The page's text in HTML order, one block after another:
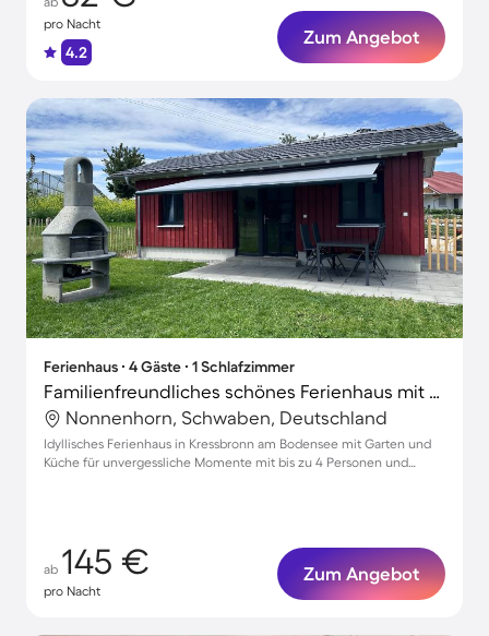
pro Nacht
4.2
Zum Angebot
Ferienhaus ∙ 4 Gäste ∙ 1 Schlafzimmer
Familienfreundliches schönes Ferienhaus mit Grill, Garten und Terrasse | Gartenblick | Haustiere sind willkommen
Nonnenhorn, Schwaben, Deutschland
Idyllisches Ferienhaus in Kressbronn am Bodensee mit Garten und
Küche für unvergessliche Momente mit bis zu 4 Personen und
ab 145 €
pro Nacht
Zum Angebot